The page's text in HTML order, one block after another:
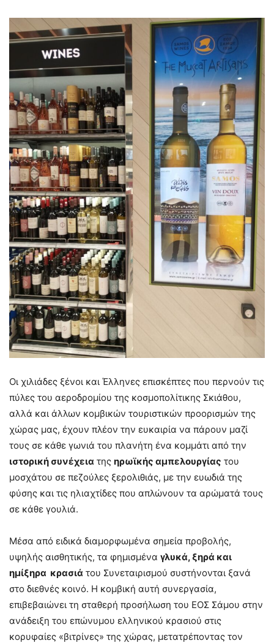
Οι χιλιάδες ξένοι και Έλληνες επισκέπτες που περνούν τις
πύλες του αεροδρομίου της κοσμοπολίτικης Σκιάθου,
αλλά και άλλων κομβικών τουριστικών προορισμών της
χώρας μας, έχουν πλέον την ευκαιρία να πάρουν μαζί
τους σε κάθε γωνιά του πλανήτη ένα κομμάτι από την
ιστορική συνέχεια της ηρωϊκής αμπελουργίας του
μοσχάτου σε πεζούλες ξερολιθιάς, με την ευωδιά της
φύσης και τις ηλιαχτίδες που απλώνουν τα αρώματά τους
σε κάθε γουλιά.
Μέσα από ειδικά διαμορφωμένα σημεία προβολής,
υψηλής αισθητικής, τα φημισμένα γλυκά, ξηρά και
ημίξηρα κρασιά του Συνεταιρισμού συστήνονται ξανά
στο διεθνές κοινό. Η κομβική αυτή συνεργασία,
επιβεβαιώνει τη σταθερή προσήλωση του ΕΟΣ Σάμου στην
ανάδειξη του επώνυμου ελληνικού κρασιού στις
κορυφαίες «βιτρίνες» της χώρας, μετατρέποντας τον